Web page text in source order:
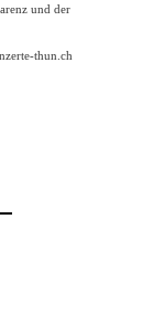
und der
thun.ch